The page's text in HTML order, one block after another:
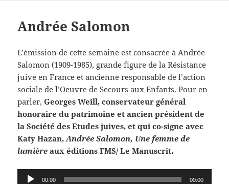
Andrée Salomon
L’émission de cette semaine est consacrée à Andrée
Salomon (1909-1985), grande figure de la Résistance
juive en France et ancienne responsable de l’action
sociale de l’Oeuvre de Secours aux Enfants. Pour en
parler, Georges Weill, conservateur général
honoraire du patrimoine et ancien président de
la Société des Etudes juives, et qui co-signe avec
Katy Hazan,Andrée Salomon, Une femme de
lumière aux éditions FMS/ Le Manuscrit.
Lecteur00:00 00:00